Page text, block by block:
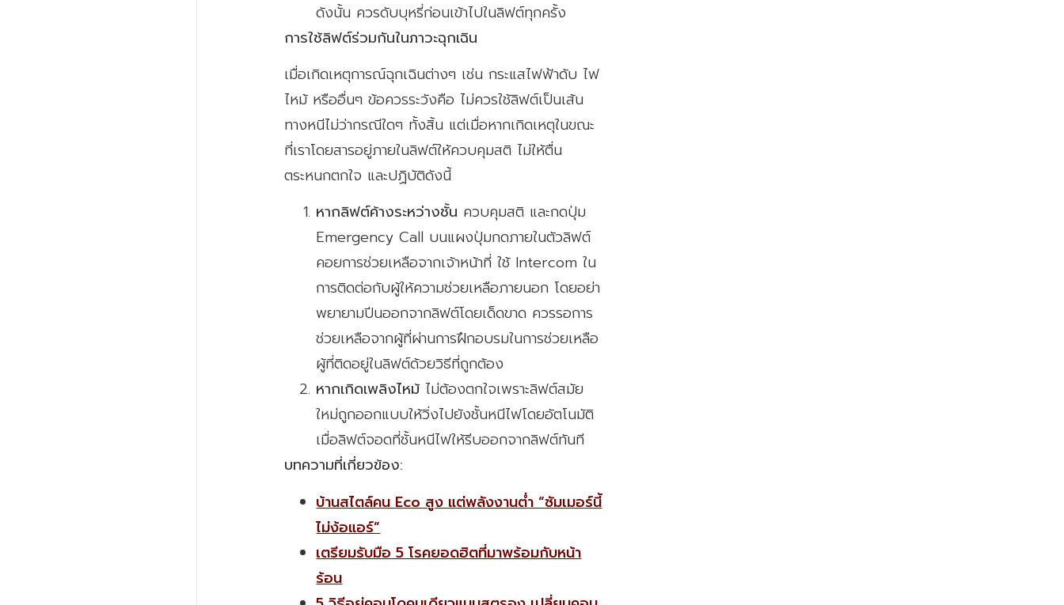
ดังนั้น ควรดับบุหรี่ก่อนเข้าไปในลิฟต์ทุกครั้ง
การใช้ลิฟต์ร่วมกันในภาวะฉุกเฉิน
เมื่อเกิดเหตุการณ์ฉุกเฉินต่างๆ เช่น กระแสไฟฟ้าดับ ไฟ
ไหม้ หรืออื่นๆ ข้อควรระวังคือ ไม่ควรใช้ลิฟต์เป็นเส้น
ทางหนีไม่ว่ากรณีใดๆ ทั้งสิ้น แต่เมื่อหากเกิดเหตุในขณะ
ที่เราโดยสารอยู่ภายในลิฟต์ให้ควบคุมสติ ไม่ให้ตื่น
ตระหนกตกใจ และปฏิบัติดังนี้
หากลิฟต์ค้างระหว่างชั้น ควบคุมสติ และกดปุ่ม
Emergency Call บนแผงปุ่มกดภายในตัวลิฟต์
คอยการช่วยเหลือจากเจ้าหน้าที่ ใช้ Intercom ใน
การติดต่อกับผู้ให้ความช่วยเหลือภายนอก โดยอย่า
พยายามปีนออกจากลิฟต์โดยเด็ดขาด ควรรอการ
ช่วยเหลือจากผู้ที่ผ่านการฝึกอบรมในการช่วยเหลือ
ผู้ที่ติดอยู่ในลิฟต์ด้วยวิธีที่ถูกต้อง
หากเกิดเพลิงไหม้ ไม่ต้องตกใจเพราะลิฟต์สมัย
ใหม่ถูกออกแบบให้วิ่งไปยังชั้นหนีไฟโดยอัตโนมัติ
เมื่อลิฟต์จอดที่ชั้นหนีไฟให้รีบออกจากลิฟต์ทันที
บทความที่เกี่ยวข้อง:
บ้านสไตล์คน Eco สูง แต่พลังงานต่ำ “ซัมเมอร์นี้
ไม่ง้อแอร์”
เตรียมรับมือ 5 โรคยอดฮิตที่มาพร้อมกับหน้า
ร้อน